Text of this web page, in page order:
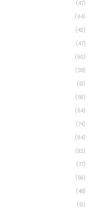
(47)
(64)
(42)
(47)
(50)
(38)
(51)
(59)
(64)
(74)
(64)
(92)
(77)
(59)
(48)
(51)